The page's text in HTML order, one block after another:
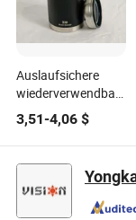
Auslaufsichere
wiederverwendbare
leichte Edelstahl-
Wasserflasche für
den Bürogebrauch
3,51-4,06 $